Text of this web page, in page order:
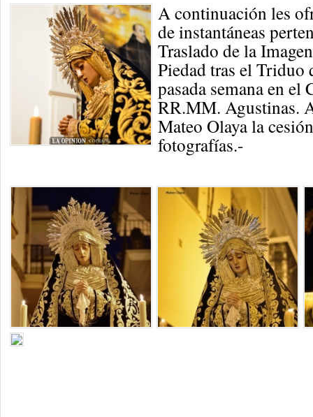
A continuación les
de instantáneas
Traslado de la
Piedad tras el Triduo
pasada semana en el
RR.MM. Agustinas.
Mateo Olaya la
fotografías.-